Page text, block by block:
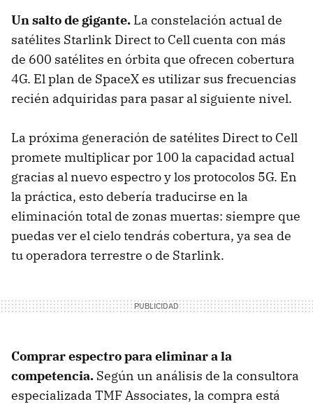
Un salto de gigante. La constelación actual de
satélites Starlink Direct to Cell cuenta con más
de 600 satélites en órbita que ofrecen cobertura
4G. El plan de SpaceX es utilizar sus frecuencias
recién adquiridas para pasar al siguiente nivel.
La próxima generación de satélites Direct to Cell
promete multiplicar por 100 la capacidad actual
gracias al nuevo espectro y los protocolos 5G. En
la práctica, esto debería traducirse en la
eliminación total de zonas muertas: siempre que
puedas ver el cielo tendrás cobertura, ya sea de
tu operadora terrestre o de Starlink.
Comprar espectro para eliminar a la
competencia. Según un análisis de la consultora
especializada TMF Associates, la compra está